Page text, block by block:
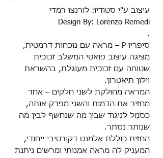
עיצוב ע''י סטודיו: לורנצו רמדי
Design By: Lorenzo Remedi
.
סיפריו P – מראה עם נוכחות דרמטית,
מציגה עיצוב פואטי המשלב זכוכית
שטוחה עם זכוכית מעוגלת, בהשראת
וילון תיאטרון.
המראה מחולקת לשני חלקים – אחד
מחזיר את הדמות והשני מפרק אותה,
כסמל לניגוד שבין מה שנחשף לבין מה
שנותר נסתר.
החזית כוללת אלמנט דקורטיבי ייחודי,
המעניק לה מראה אמנותי ומרשים ניתנת